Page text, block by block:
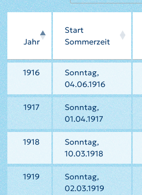
Jahr
Start
Sommerzeit
1916
Sonntag,
04.06.1916
1917
Sonntag,
01.04.1917
1918
Sonntag,
10.03.1918
1919
Sonntag,
02.03.1919